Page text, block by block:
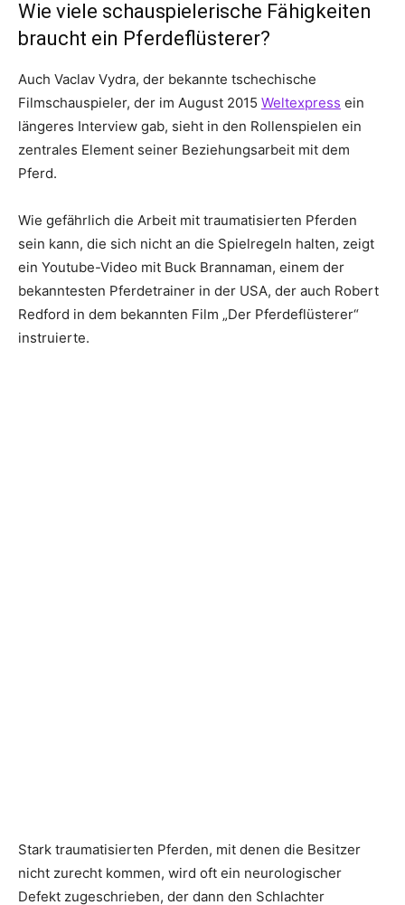
Wie viele schauspielerische Fähigkeiten
braucht ein Pferdeflüsterer?
Auch Vaclav Vydra, der bekannte tschechische
Filmschauspieler, der im August 2015 Weltexpress ein
längeres Interview gab, sieht in den Rollenspielen ein
zentrales Element seiner Beziehungsarbeit mit dem
Pferd.
Wie gefährlich die Arbeit mit traumatisierten Pferden
sein kann, die sich nicht an die Spielregeln halten, zeigt
ein Youtube-Video mit Buck Brannaman, einem der
bekanntesten Pferdetrainer in der USA, der auch Robert
Redford in dem bekannten Film „Der Pferdeflüsterer“
instruierte.
Stark traumatisierten Pferden, mit denen die Besitzer
nicht zurecht kommen, wird oft ein neurologischer
Defekt zugeschrieben, der dann den Schlachter